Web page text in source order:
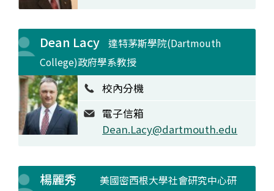
Dean Lacy
達特茅斯學院(Dartmouth
College)政府學系教授
校內分機
電子信箱
Dean.Lacy@dartmouth.edu
楊麗秀
美國密西根大學社會研究中心研